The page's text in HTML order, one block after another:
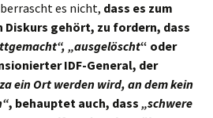
es nicht, dass es zum
Diskurs gehört, zu fordern, dass
„ausgelöscht“ oder
IDF-General, der
ein Ort werden wird, an dem kein
, behauptet auch, dass „schwere